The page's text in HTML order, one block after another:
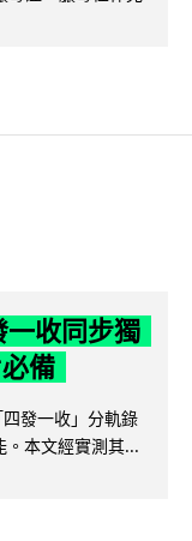
收同步獨
備
發一收」分軌錄
本文經實測其...